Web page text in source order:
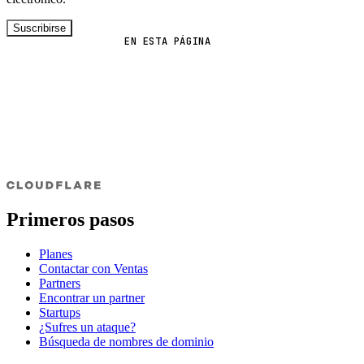
EN ESTA PÁGINA
Suscribirse
Primeros pasos
Planes
Contactar con Ventas
Partners
Encontrar un partner
Startups
¿Sufres un ataque?
Búsqueda de nombres de dominio